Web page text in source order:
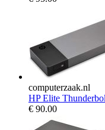
computerzaak.nl
HP Elite
€ 90.00